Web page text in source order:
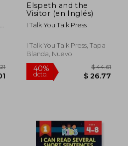
Elspeth and the
Visitor (en Inglés)
I Talk You Talk Press
I Talk You Talk Press, Tapa
Blanda, Nuevo